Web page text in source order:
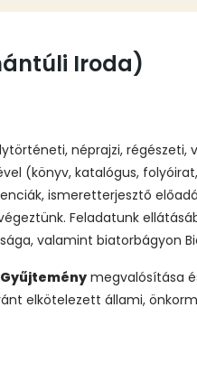
Iroda)
néprajzi,
(könyv, katalógus,
ismeretterjesztő
Feladatunk
valamint biatorbágyon
megvalósítása
elkötelezett állami,